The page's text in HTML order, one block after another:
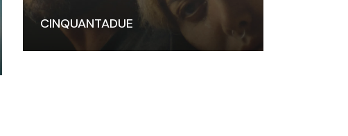
CINQUANTADUE